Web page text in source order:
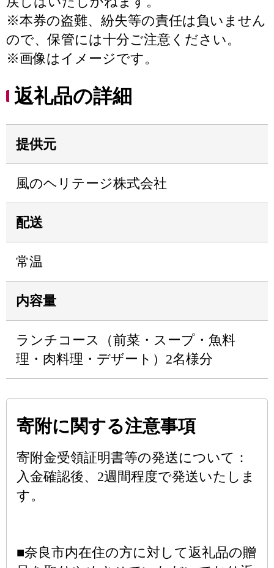
※本券の盗難、紛失等の責任は負いません
ので、保管には十分ご注意ください。
※画像はイメージです。
返礼品の詳細
提供元
風のヘリテージ株式会社
配送
常温
内容量
ランチコース（前菜・スープ・魚料
理・肉料理・デザート）2名様分
寄附に関する注意事項
寄附金受領証明書等の発送について：
入金確認後、2週間程度で発送いたしま
す。
■奈良市内在住の方に対して返礼品の贈